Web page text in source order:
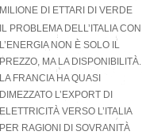
MILIONE DI ETTARI DI VERDE
IL PROBLEMA DELL’ITALIA CON
L’ENERGIA NON È SOLO IL
PREZZO, MA LA DISPONIBILITÀ.
LA FRANCIA HA QUASI
DIMEZZATO L’EXPORT DI
ELETTRICITÀ VERSO L’ITALIA
PER RAGIONI DI SOVRANITÀ